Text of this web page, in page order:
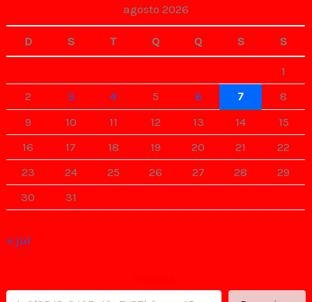
agosto 2026
D S T Q Q S S
1
2
3 4 5 6 7
8
9
10 11 12 13 14
15
16
17 18 19 20 21
22
23
24 25 26 27 28
29
30
31
« jul